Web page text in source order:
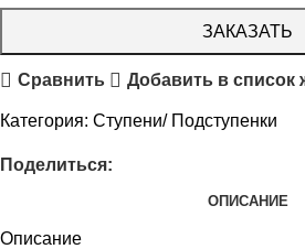
ЗАКАЗАТЬ
Сравнить Добавить в список
Категория: Ступени/ Подступенки
Поделиться:
ОПИСАНИЕ
Описание